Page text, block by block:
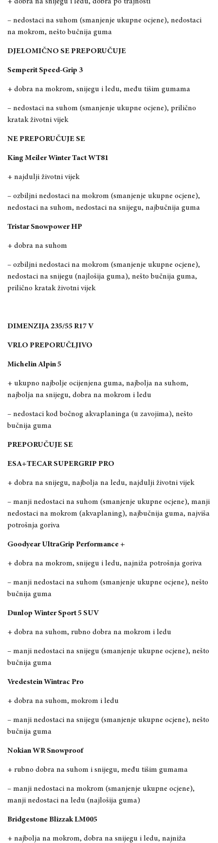
– nedostaci na suhom (smanjenje ukupne ocjene), nedostaci
na mokrom, nešto bučnija guma
DJELOMIČNO SE PREPORUČUJE
Semperit Speed-Grip 3
+ dobra na mokrom, snijegu i ledu, među tišim gumama
– nedostaci na suhom (smanjenje ukupne ocjene), prilično
kratak životni vijek
NE PREPORUČUJE SE
King Meiler Winter Tact WT81
+ najdulji životni vijek
– ozbiljni nedostaci na mokrom (smanjenje ukupne ocjene),
nedostaci na suhom, nedostaci na snijegu, najbučnija guma
Tristar Snowpower HP
+ dobra na suhom
– ozbiljni nedostaci na mokrom (smanjenje ukupne ocjene),
nedostaci na snijegu (najlošija guma), nešto bučnija guma,
prilično kratak životni vijek
DIMENZIJA 235/55 R17 V
VRLO PREPORUČLJIVO
Michelin Alpin 5
+ ukupno najbolje ocijenjena guma, najbolja na suhom,
najbolja na snijegu, dobra na mokrom i ledu
– nedostaci kod bočnog akvaplaninga (u zavojima), nešto
bučnija guma
PREPORUČUJE SE
ESA+TECAR SUPERGRIP PRO
+ dobra na snijegu, najbolja na ledu, najdulji životni vijek
– manji nedostaci na suhom (smanjenje ukupne ocjene), manji
nedostaci na mokrom (akvaplaning), najbučnija guma, najviša
potrošnja goriva
Goodyear UltraGrip Performance +
+ dobra na mokrom, snijegu i ledu, najniža potrošnja goriva
– manji nedostaci na suhom (smanjenje ukupne ocjene), nešto
bučnija guma
Dunlop Winter Sport 5 SUV
+ dobra na suhom, rubno dobra na mokrom i ledu
– manji nedostaci na snijegu (smanjenje ukupne ocjene), nešto
bučnija guma
Vredestein Wintrac Pro
+ dobra na suhom, mokrom i ledu
– manji nedostaci na snijegu (smanjenje ukupne ocjene), nešto
bučnija guma
Nokian WR Snowproof
+ rubno dobra na suhom i snijegu, među tišim gumama
– manji nedostaci na mokrom (smanjenje ukupne ocjene),
manji nedostaci na ledu (najlošija guma)
Bridgestone Blizzak LM005
+ najbolja na mokrom, dobra na snijegu i ledu, najniža